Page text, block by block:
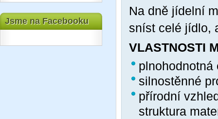
Jsme na Facebooku
Na dně jídelní
sníst celé jídlo,
VLASTNOSTI
plnohodnotná
silnostěnné
přírodní
struktura